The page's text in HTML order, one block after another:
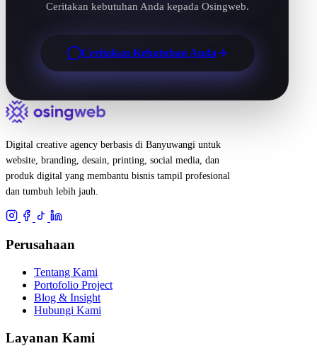
Ceritakan kebutuhan Anda kepada Osingweb.
Ceritakan Kebutuhan Anda
Digital creative agency berbasis di Banyuwangi untuk
website, branding, desain, printing, social media, dan
produk digital yang membantu bisnis tampil profesional
dan tumbuh lebih jauh.
Perusahaan
Tentang Kami
Portofolio Project
Blog & Insight
Hubungi Kami
Layanan Kami